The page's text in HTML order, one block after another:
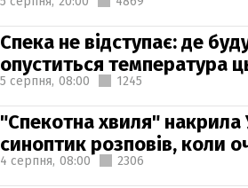
Спека не відступає: де
опуститься температура
5 серпня, 08:00 1245
"Спекотна хвиля" накрила
синоптик розповів, коли
4 серпня, 08:00 2306